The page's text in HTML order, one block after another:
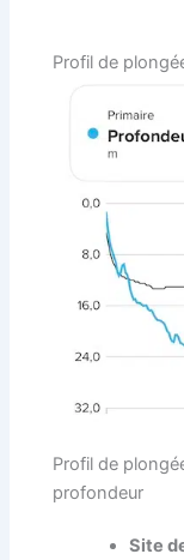
Profil de
Profil de
profondeur
Site